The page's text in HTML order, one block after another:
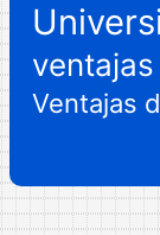
Ventajas